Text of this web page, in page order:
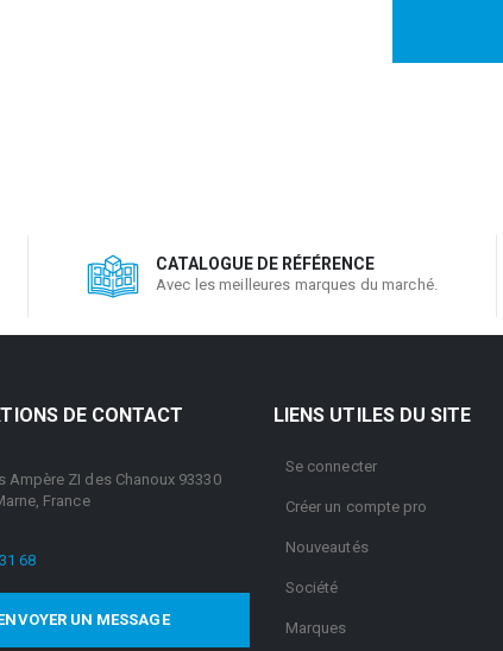
CATALOGUE DE RÉFÉRENCE
Avec les meilleures marques du marché.
DE CONTACT
Ampère ZI des Chanoux 93330
France
68
UN MESSAGE
LIENS UTILES DU SITE
Se connecter
Créer un compte pro
Nouveautés
Société
Marques